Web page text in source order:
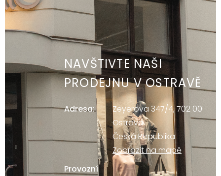
NAVŠTIVTE NAŠI
PRODEJNU V OSTRAVĚ
Adresa:
Zeyerova 347/4, 702 00
Ostrava
Česká Republika
Zobrazit na mapě
Provozní